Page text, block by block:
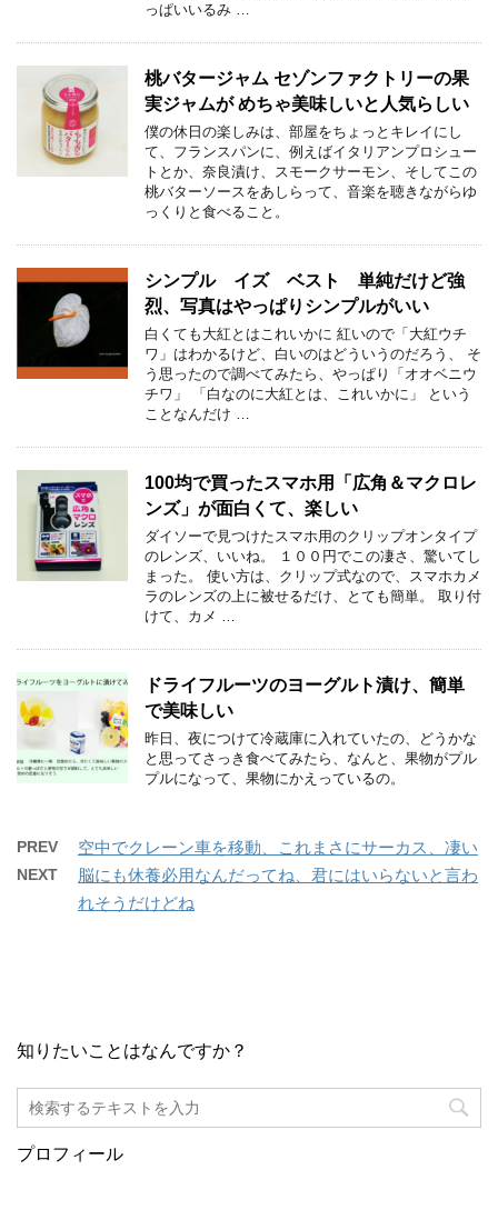
っぱいいるみ …
桃バタージャム セゾンファクトリーの果
実ジャムが めちゃ美味しいと人気らしい
僕の休日の楽しみは、部屋をちょっとキレイにし
て、フランスパンに、例えばイタリアンプロシュー
トとか、奈良漬け、スモークサーモン、そしてこの
桃バターソースをあしらって、音楽を聴きながらゆ
っくりと食べること。
シンプル イズ ベスト 単純だけど強
烈、写真はやっぱりシンプルがいい
白くても大紅とはこれいかに 紅いので「大紅ウチ
ワ」はわかるけど、白いのはどういうのだろう、 そ
う思ったので調べてみたら、やっぱり「オオベニウ
チワ」 「白なのに大紅とは、これいかに」 という
ことなんだけ …
100均で買ったスマホ用「広角＆マクロレ
ンズ」が面白くて、楽しい
ダイソーで見つけたスマホ用のクリップオンタイプ
のレンズ、いいね。 １００円でこの凄さ、驚いてし
まった。 使い方は、クリップ式なので、スマホカメ
ラのレンズの上に被せるだけ、とても簡単。 取り付
けて、カメ …
ドライフルーツのヨーグルト漬け、簡単
で美味しい
昨日、夜につけて冷蔵庫に入れていたの、どうかな
と思ってさっき食べてみたら、なんと、果物がプル
プルになって、果物にかえっているの。
PREV 空中でクレーン車を移動、これまさにサーカス、凄い
NEXT
脳にも休養必用なんだってね、君にはいらないと言わ
れそうだけどね
知りたいことはなんですか？
プロフィール